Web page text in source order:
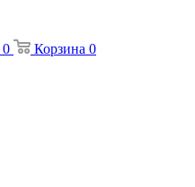
0 Корзина 0